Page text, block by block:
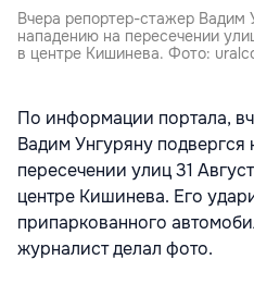
Вчера репортер-стажер Вадим
нападению на пересечении
в центре Кишинева. Фото:
По информации портала,
Вадим Унгуряну подвергся
пересечении улиц 31
центре Кишинева. Его
припаркованного
журналист делал фото.